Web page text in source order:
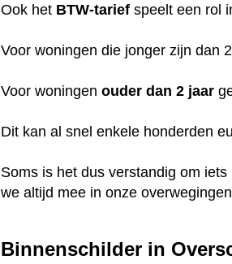
Ook het BTW-tarief speelt een rol
Voor woningen die jonger zijn dan
Voor woningenouder dan 2 jaar
Dit kan al snel enkele honderden
Soms is het dus verstandig om
we altijd mee in onze
Binnenschilder in